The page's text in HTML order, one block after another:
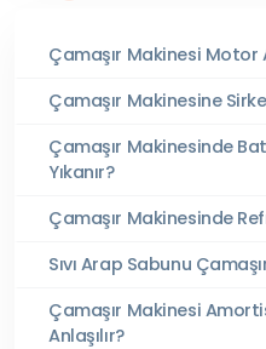
Çamaşır Makinesi Motor
Çamaşır Makinesine
Çamaşır Makinesinde
Yıkanır?
Çamaşır Makinesinde
Sıvı Arap Sabunu
Çamaşır Makinesi
Anlaşılır?